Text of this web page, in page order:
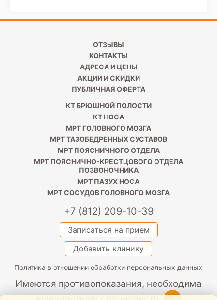
ОТЗЫВЫ
КОНТАКТЫ
АДРЕСА И ЦЕНЫ
АКЦИИ И СКИДКИ
ПУБЛИЧНАЯ ОФЕРТА
КТ БРЮШНОЙ ПОЛОСТИ
КТ НОСА
МРТ ГОЛОВНОГО МОЗГА
МРТ ТАЗОБЕДРЕННЫХ СУСТАВОВ
МРТ ПОЯСНИЧНОГО ОТДЕЛА
МРТ ПОЯСНИЧНО-КРЕСТЦОВОГО ОТДЕЛА
ПОЗВОНОЧНИКА
МРТ ПАЗУХ НОСА
МРТ СОСУДОВ ГОЛОВНОГО МОЗГА
+7 (812) 209-10-39
Записаться на прием
Добавить клинику
Политика в отношении обработки персональных данных
Имеются противопоказания, необходима